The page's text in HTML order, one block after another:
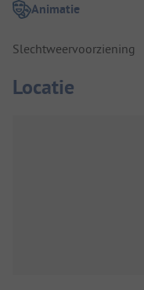
Animatie
Slechtweervoorziening
Locatie